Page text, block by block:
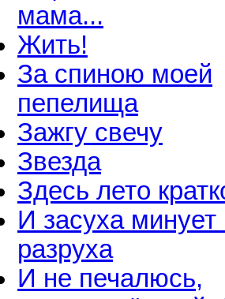
мама...
Жить!
За спиною моей
пепелища
Зажгу свечу
Звезда
Здесь лето
И засуха минует
разруха
И не печалюсь,